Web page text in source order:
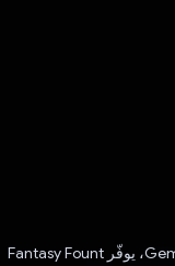
من خلال الاستفادة من نماذج اللغة المتقدّمة في Gemini، يوفّر Fantasy Fount